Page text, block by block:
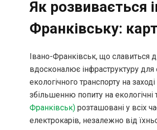
Як розвивається
Франківську:
Івано-Франківськ, що славиться
вдосконалює інфраструктуру
екологічного транспорту на
збільшенню попиту на екологічні
Франківськ) розташовані у всіх
електрокарів, незалежно від